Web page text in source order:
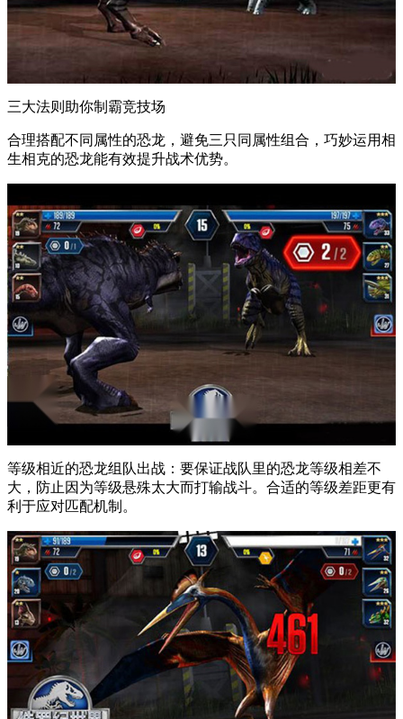
三大法则助你制霸竞技场
合理搭配不同属性的恐龙，避免三只同属性组合，巧妙运用相
生相克的恐龙能有效提升战术优势。
等级相近的恐龙组队出战：要保证战队里的恐龙等级相差不
大，防止因为等级悬殊太大而打输战斗。合适的等级差距更有
利于应对匹配机制。